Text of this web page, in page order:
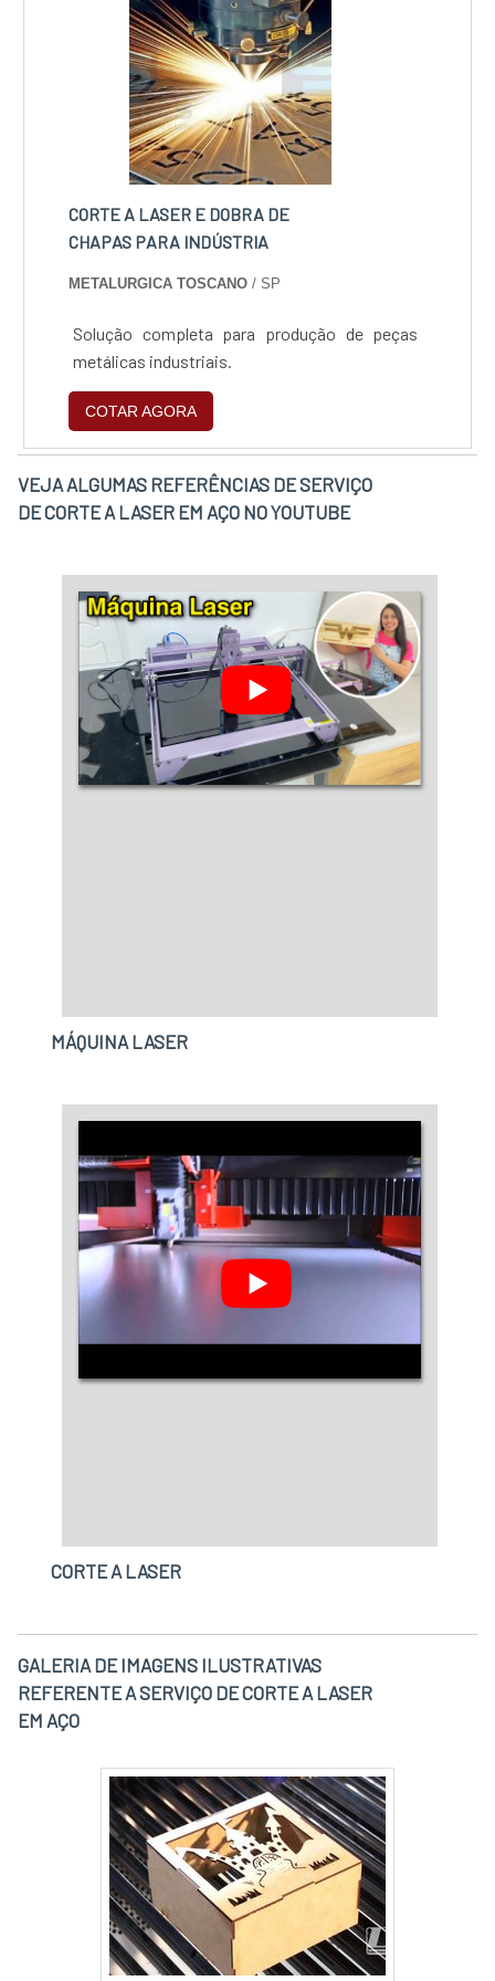
Máquinas, Peças e Serviços é uma empresa
que tem despontado no segmento pela
seriedade e qualidade que garante o sucesso
dos clientes de ponta a ponta.
imprimir em madeira, é que a impressora UV
possui um elevado desempenho e
adaptabilidade, capaz de assegura.
CORTE A LASER E DOBRA DE
CHAPAS PARA INDÚSTRIA
METALURGICA TOSCANO / SP
Solução completa para produção de peças
metálicas industriais.
COTAR AGORA
VEJA ALGUMAS REFERÊNCIAS DE SERVIÇO
DE CORTE A LASER EM AÇO NO YOUTUBE
MÁQUINA LASER
CORTE A LASER
GALERIA DE IMAGENS ILUSTRATIVAS
REFERENTE A SERVIÇO DE CORTE A LASER
EM AÇO